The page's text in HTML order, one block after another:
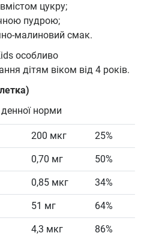
цукру;
пудрою;
малиновий смак.
особливо
дітям віком від 4 років.
денної норми
200 мкг 25%
0,70 мг 50%
0,85 мкг 34%
51 мг 64%
4,3 мкг 86%